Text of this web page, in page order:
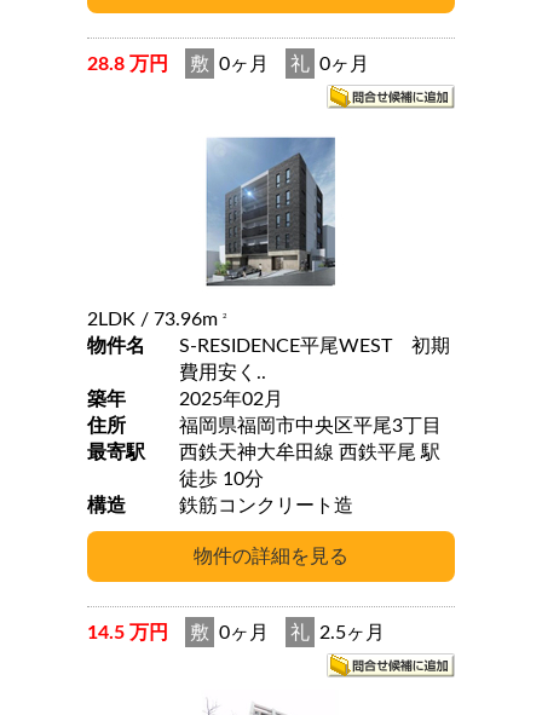
28.8 万円 敷 0ヶ月 礼 0ヶ月
2LDK / 73.96m 2
物件名
S-RESIDENCE平尾WEST 初期
費用安く..
築年
2025年02月
住所
福岡県福岡市中央区平尾3丁目
最寄駅
西鉄天神大牟田線 西鉄平尾 駅
徒歩 10分
構造
鉄筋コンクリート造
14.5 万円 敷 0ヶ月 礼 2.5ヶ月